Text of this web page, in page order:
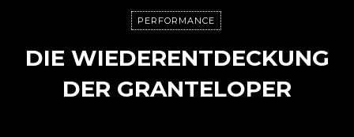
PERFORMANCE
DIE WIEDERENTDECKUNG
DER GRANTELOPER